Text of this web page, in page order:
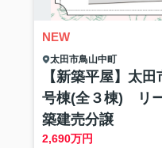
NEW
太田市鳥山中町
【新築平屋】太
号棟(全３棟) リ
築建売分譲
2,690万円